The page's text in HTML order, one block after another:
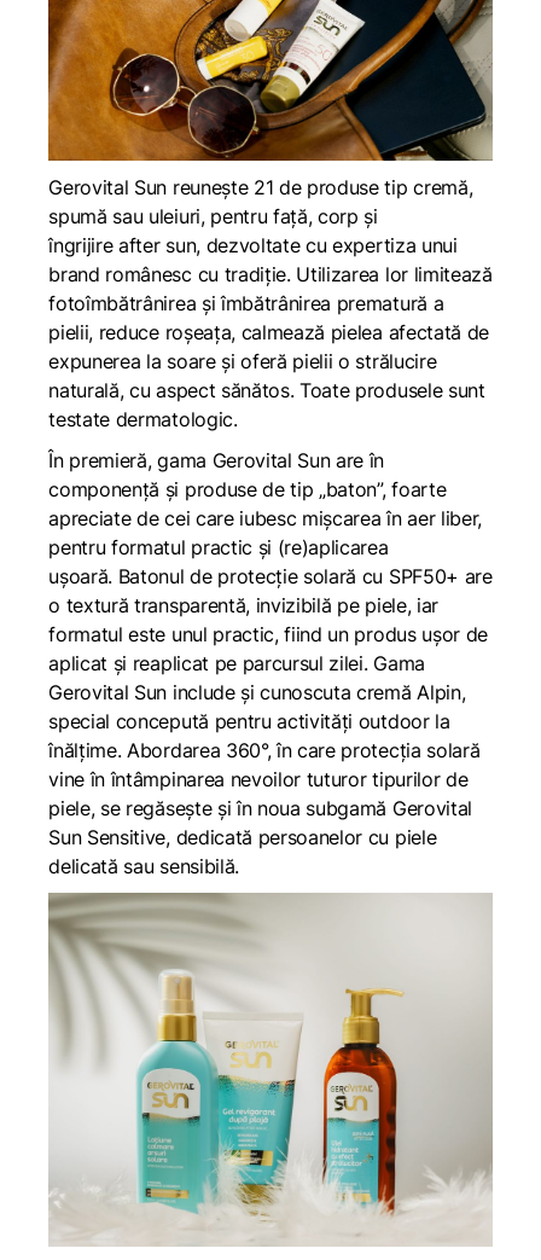
Gerovital Sun reunește 21 de produse tip cremă,
spumă sau uleiuri, pentru față, corp și
îngrijireafter sun, dezvoltate cu expertiza unui
brand românesc cu tradiție. Utilizarea lor limitează
fotoîmbătrânirea și îmbătrânirea prematură a
pielii, reduce roșeața, calmează pielea afectată de
expunerea la soare și oferă pielii o strălucire
naturală, cu aspect sănătos. Toate produsele sunt
testate dermatologic.
În premieră, gama Gerovital Sun are în
componență și produse de tip „baton”, foarte
apreciate de cei care iubesc mișcarea în aer liber,
pentru formatul practic și (re)aplicarea
ușoară. Batonul de protecție solară cu SPF50+ are
o textură transparentă, invizibilă pe piele, iar
formatul este unul practic, fiind un produs ușor de
aplicat și reaplicat pe parcursul zilei. Gama
Gerovital Sun include și cunoscutacremă Alpin,
special concepută pentru activități outdoor la
înălțime. Abordarea 360°, în care protecția solară
vine în întâmpinarea nevoilor tuturor tipurilor de
piele, se regăsește și în noua subgamă Gerovital
Sun Sensitive, dedicată persoanelor cu piele
delicată sau sensibilă.